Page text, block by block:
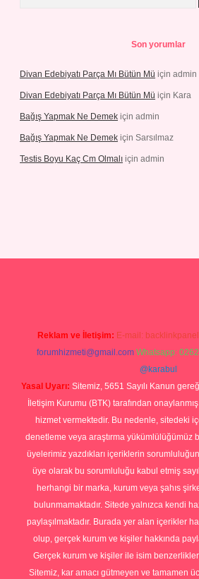
Son yorumlar
Divan Edebiyatı Parça Mı Bütün Mü için admin
Divan Edebiyatı Parça Mı Bütün Mü için Kara
Bağış Yapmak Ne Demek için admin
Bağış Yapmak Ne Demek için Sarsılmaz
Testis Boyu Kaç Cm Olmalı için admin
Reklam ve İletişim: E-mail:
forumhizmeti@gmail.com Whatsapp:
@karabul
Yasal Uyarı: Sitemiz, 5651 Sayılı Kanun
İletişim Kurumu (BTK) tarafından
hizmet vermektedir. Bu nedenle, sitedeki
denetleme veya araştırma yükümlülüğümüz
üyelerimiz yazdıkları içeriklerin
üye olarak bu sorumluluğu kabul etmiş
herhangi bir marka, kurum veya şahıs
bulunmamaktadır. Sitede yalnızca kendi
paylaşılmaktadır. Burada yer alan içerikler
olup, gerçek kurum ve kişiler hakkında
Gerçek kurum ve kişiler ile isim
Sitemiz, kar amacı gütmeyen ve tamamen